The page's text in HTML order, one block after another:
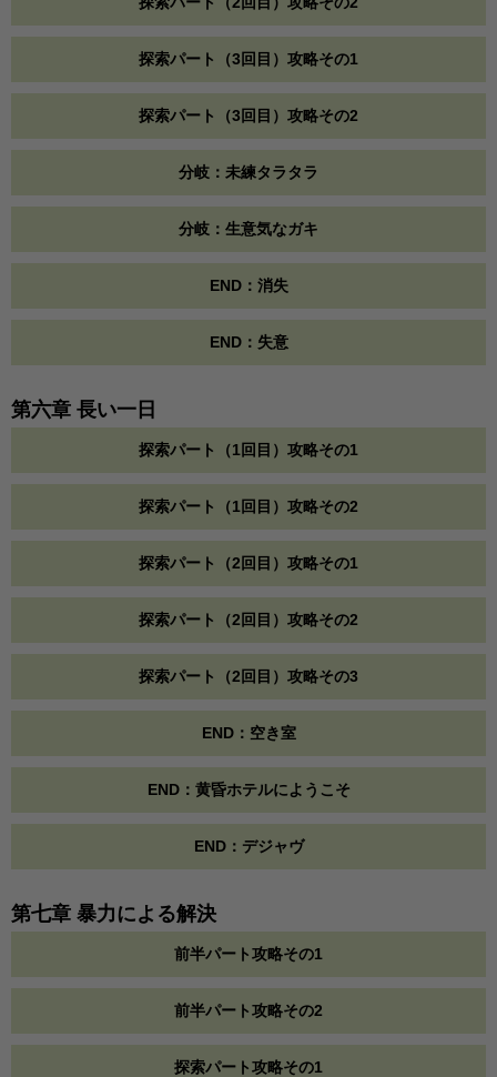
探索パート（3回目）攻略その1
探索パート（3回目）攻略その2
分岐：未練タラタラ
分岐：生意気なガキ
END：消失
END：失意
第六章 長い一日
探索パート（1回目）攻略その1
探索パート（1回目）攻略その2
探索パート（2回目）攻略その1
探索パート（2回目）攻略その2
探索パート（2回目）攻略その3
END：空き室
END：黄昏ホテルにようこそ
END：デジャヴ
第七章 暴力による解決
前半パート攻略その1
前半パート攻略その2
探索パート攻略その1